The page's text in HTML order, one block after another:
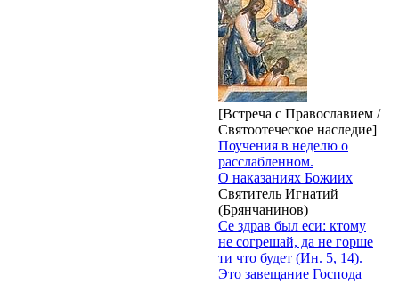
[Встреча с Православием /
Святоотеческое наследие]
Поучения в неделю о
расслабленном.
О наказаниях Божиих
Святитель Игнатий
(Брянчанинов)
Се здрав был еси: ктому
не согрешай, да не горше
ти что будет (Ин. 5, 14).
Это завещание Господа